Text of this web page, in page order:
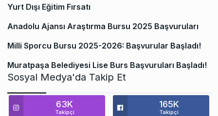
Yurt Dışı Eğitim Fırsatı
Anadolu Ajansı Araştırma Bursu 2025 Başvuruları
Milli Sporcu Bursu 2025-2026: Başvurular Başladı!
Muratpaşa Belediyesi Lise Burs Başvuruları Başladı!
Sosyal Medya'da Takip Et
63K
Takipçi
165K
Takipçi